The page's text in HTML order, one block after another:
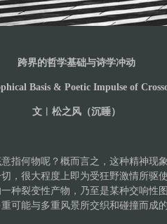
跨界的哲学基础与诗学冲动
Basis & Poetic Impulse of
文︱ 松之风（沉睡）
指何物呢？概而言之，这种精神现
，很大程度上即为受狂野激情所驱
种裂变性产物，乃至是某种交响
可能与多重风景所交织和碰撞而成